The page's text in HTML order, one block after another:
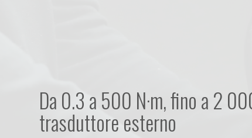
Da 0.3 a 500 N·m, fino a 2
trasduttore esterno